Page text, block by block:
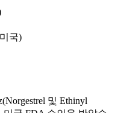
국)
및 Ethinyl